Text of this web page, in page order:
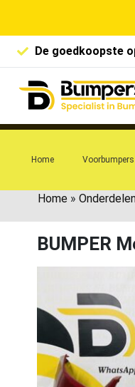
De goedkoopste
Home Voorbumpers
Home »
BUMPER